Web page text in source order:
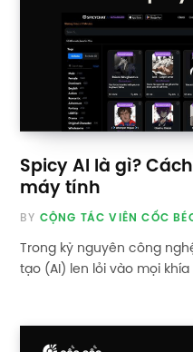
Spicy AI là gì?
máy tính
BY CỘNG TÁC VIÊN CỐC
Trong kỷ nguyên công
tạo (AI) len lỏi vào mọi